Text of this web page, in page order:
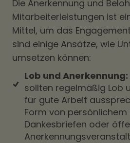
Die Anerkennung und
Mitarbeiterleistungen ist
Mittel, um das
sind einige Ansätze, wie
umsetzen können:
Lob und Anerkennung:
sollten regelmäßig Lob
für gute Arbeit
Form von persönlichem
Dankesbriefen oder